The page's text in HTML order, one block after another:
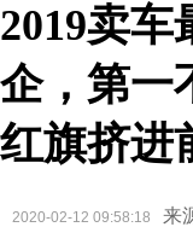
2019卖
企，第一
红旗挤进
2020-02-12 09:58:18 来